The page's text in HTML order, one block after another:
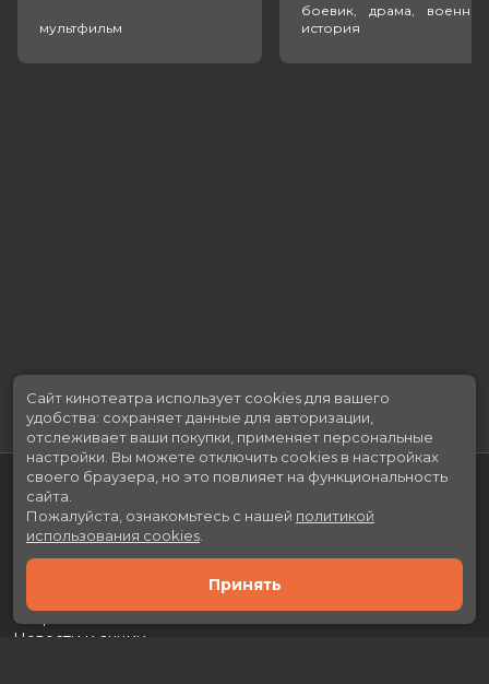
мультфильм
боевик, драма,
история
Скоро в кино
Новости и акции
Сайт кинотеатра использует cookies для вашего
удобства: сохраняет данные для авторизации,
отслеживает ваши покупки, применяет персональные
настройки. Вы можете отключить cookies в настройках
своего браузера, но это повлияет на функциональность
сайта.
Пожалуйста, ознакомьтесь с нашей политикой
использования cookies
Принять